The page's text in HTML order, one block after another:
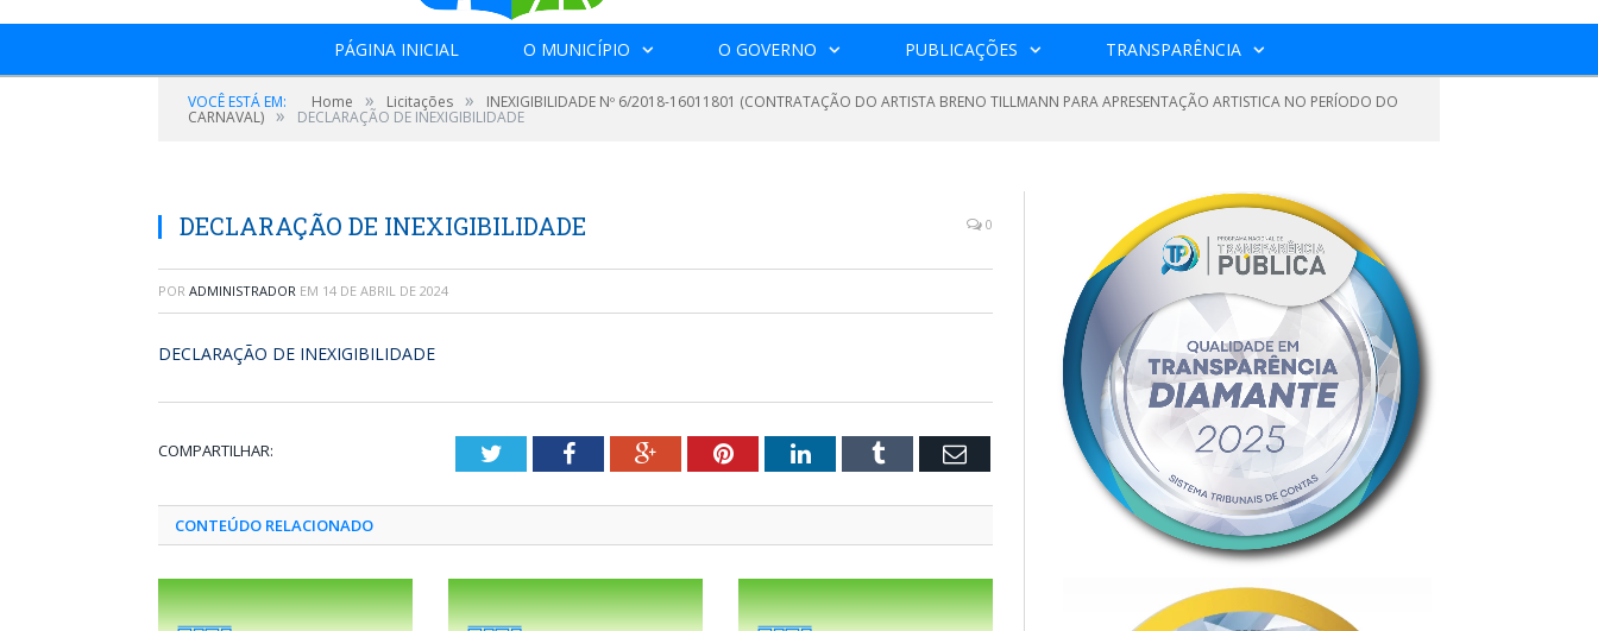
PÁGINA INICIAL O MUNICÍPIO O GOVERNO PUBLICAÇÕES TRANSPARÊNCIA
VOCÊ ESTÁ EM: Home » Licitações » INEXIGIBILIDADE Nº 6/2018-16011801 (CONTRATAÇÃO DO ARTISTA BRENO TILLMANN PARA APRESENTAÇÃO ARTISTICA NO PERÍODO DO
CARNAVAL) » DECLARAÇÃO DE INEXIGIBILIDADE
DECLARAÇÃO DE INEXIGIBILIDADE 0
POR ADMINISTRADOR EM 14 DE ABRIL DE 2024
DECLARAÇÃO DE INEXIGIBILIDADE
COMPARTILHAR: TwitterFacebookGoogle+PinterestLinkedInTumblr Email
CONTEÚDO RELACIONADO